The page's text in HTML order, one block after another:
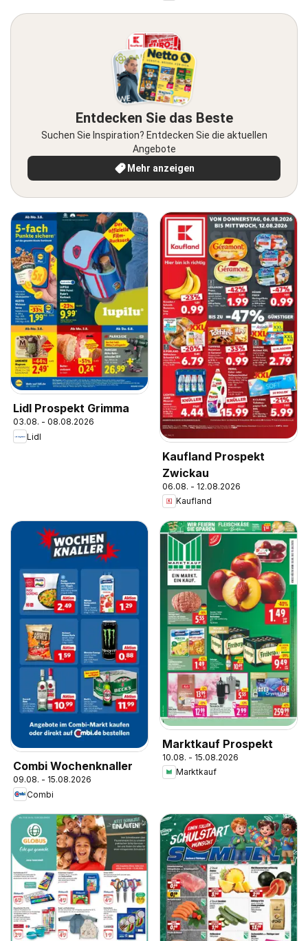
Entdecken Sie das Beste
Suchen Sie Inspiration? Entdecken Sie die aktuellen
Angebote
Mehr anzeigen
Lidl Prospekt Grimma
03.08. - 08.08.2026
Lidl
Kaufland Prospekt
Zwickau
06.08. - 12.08.2026
Kaufland
Combi Wochenknaller
09.08. - 15.08.2026
Combi
Marktkauf Prospekt
10.08. - 15.08.2026
Marktkauf